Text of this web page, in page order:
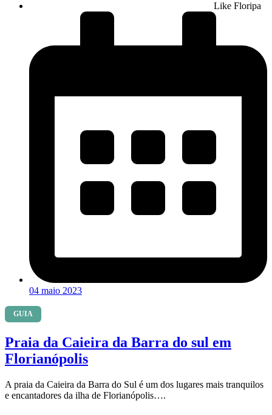
Like Floripa
04 maio 2023
GUIA
Praia da Caieira da Barra do sul em
Florianópolis
A praia da Caieira da Barra do Sul é um dos lugares mais tranquilos
e encantadores da ilha de Florianópolis….